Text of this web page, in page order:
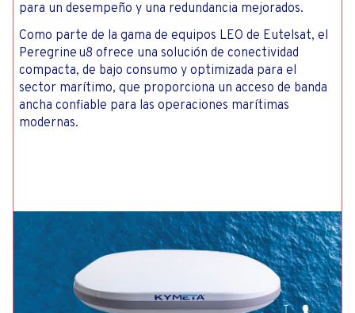
para un desempeño y una redundancia mejorados.
Como parte de la gama de equipos LEO de Eutelsat, el
Peregrine u8 ofrece una solución de conectividad
compacta, de bajo consumo y optimizada para el
sector marítimo, que proporciona un acceso de banda
ancha confiable para las operaciones marítimas
modernas.